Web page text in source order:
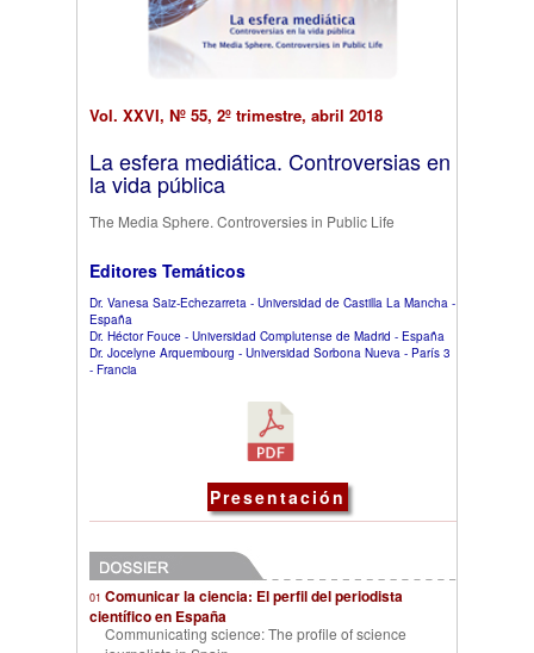
Vol. XXVI, Nº 55, 2º trimestre, abril 2018
La esfera mediática. Controversias en
la vida pública
The Media Sphere. Controversies in Public Life
Editores Temáticos
Dr. Vanesa Saiz-Echezarreta - Universidad de Castilla La Mancha -
España
Dr. Héctor Fouce - Universidad Complutense de Madrid - España
Dr. Jocelyne Arquembourg - Universidad Sorbona Nueva - París 3
- Francia
Presentación
01 Comunicar la ciencia: El perfil del periodista
científico en España
Communicating science: The profile of science